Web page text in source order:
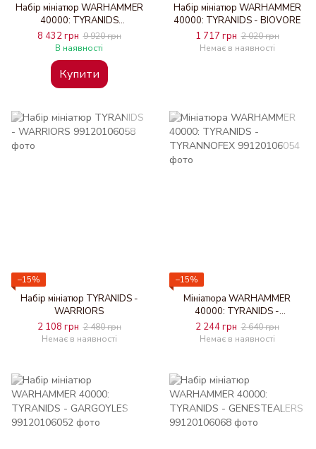
Набір мініатюр WARHAMMER
40000: TYRANIDS
BATTLEFORCE - TYRANID
SWARM
8 432 грн 9 920 грн
В наявності
Купити
Набір мініатюр WARHAMMER
40000: TYRANIDS - BIOVORE
1 717 грн 2 020 грн
Немає в наявності
−15%
Набір мініатюр TYRANIDS -
WARRIORS
2 108 грн 2 480 грн
Немає в наявності
−15%
Мініатюра WARHAMMER
40000: TYRANIDS -
TYRANNOFEX
2 244 грн 2 640 грн
Немає в наявності